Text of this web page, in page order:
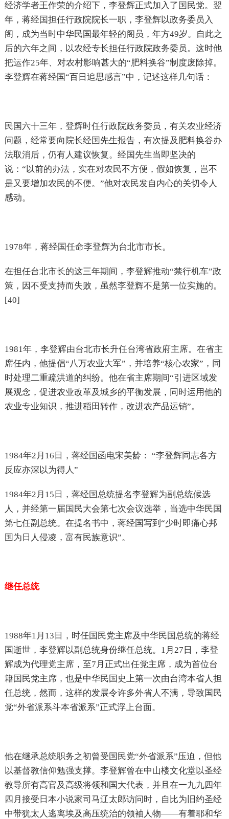
经济学者王作荣的介绍下，李登辉正式加入了国民党。翌
年，蒋经国担任行政院院长一职，李登辉以政务委员入
阁，成为当时中华民国最年轻的阁员，年方49岁。自此之
后的六年之间，以农经专长担任行政院政务委员。这时他
把运作25年、对农村影响甚大的“肥料换谷”制度废除掉。
李登辉在蒋经国“百日追思感言”中，记述这样几句话：
民国六十三年，登辉时任行政院政务委员，有关农业经济
问题，经常要向院长经国先生报告，有次提及肥料换谷办
法取消后，仍有人建议恢复。经国先生当即坚决的
说：“以前的办法，实在对农民不方便，假如恢复，岂不
是又要增加农民的不便。”他对农民发自内心的关切令人
感动。
1978年，蒋经国任命李登辉为台北市市长。
在担任台北市长的这三年期间，李登辉推动“禁行机车”政
策，因不受支持而失败，虽然李登辉不是第一位实施的。
[40]
1981年，李登辉由台北市长升任台湾省政府主席。在省主
席任内，他提倡“八万农业大军”，并培养“核心农家”，同
时处理二重疏洪道的纠纷。他在省主席期间“引进区域发
展观念，促进农业改革及城乡的平衡发展，同时运用他的
农业专业知识，推进稻田转作，改进农产品运销”。
1984年2月16日，蒋经国函电宋美龄： “李登辉同志各方
反应亦深以为得人”
1984年2月15日，蒋经国总统提名李登辉为副总统候选
人，并经第一届国民大会第七次会议选举，当选中华民国
第七任副总统。在提名书中，蒋经国写到“少时即痛心邦
国为日人侵凌，富有民族意识”。
继任总统
1988年1月13日，时任国民党主席及中华民国总统的蒋经
国逝世，李登辉以副总统身份继任总统。1月27日，李登
辉成为代理党主席，至7月正式出任党主席，成为首位台
籍国民党主席，也是中华民国史上第一次由台湾本省人担
任总统，然而，这样的发展令许多外省人不满，导致国民
党“外省派系斗本省派系”正式浮上台面。
他在继承总统职务之初曾受国民党“外省派系”压迫，但他
以基督教信仰勉强支撑。李登辉曾在中山楼文化堂以圣经
教导所有高官及高级将领和国大代表，并且在一九九四年
四月接受日本小说家司马辽太郎访问时，自比为旧约圣经
中带犹太人逃离埃及高压统治的领袖人物——有着耶和华